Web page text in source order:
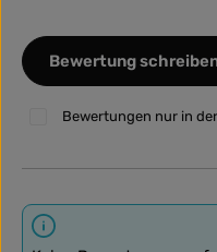
Bewertung
Bewertungen nur in